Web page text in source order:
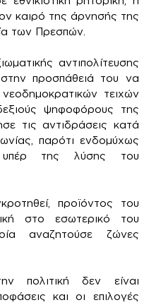
καιρό της άρνησής της
των Πρεσπών.
αντιπολίτευσης
προσπάθειά του να
τειχών
ψηφοφόρους της
τις αντιδράσεις κατά
παρότι ενδομύχως
υπέρ της λύσης του
προϊόντος του
στο εσωτερικό του
αναζητούσε ζώνες
πολιτική δεν είναι
και οι επιλογές